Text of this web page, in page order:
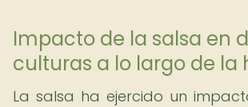
Impacto de la salsa en
culturas a lo largo de la
La salsa ha ejercido un